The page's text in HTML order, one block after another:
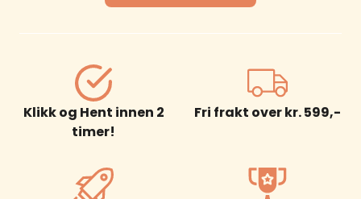
Klikk og Hent innen 2
timer!
Fri frakt over kr. 599,-